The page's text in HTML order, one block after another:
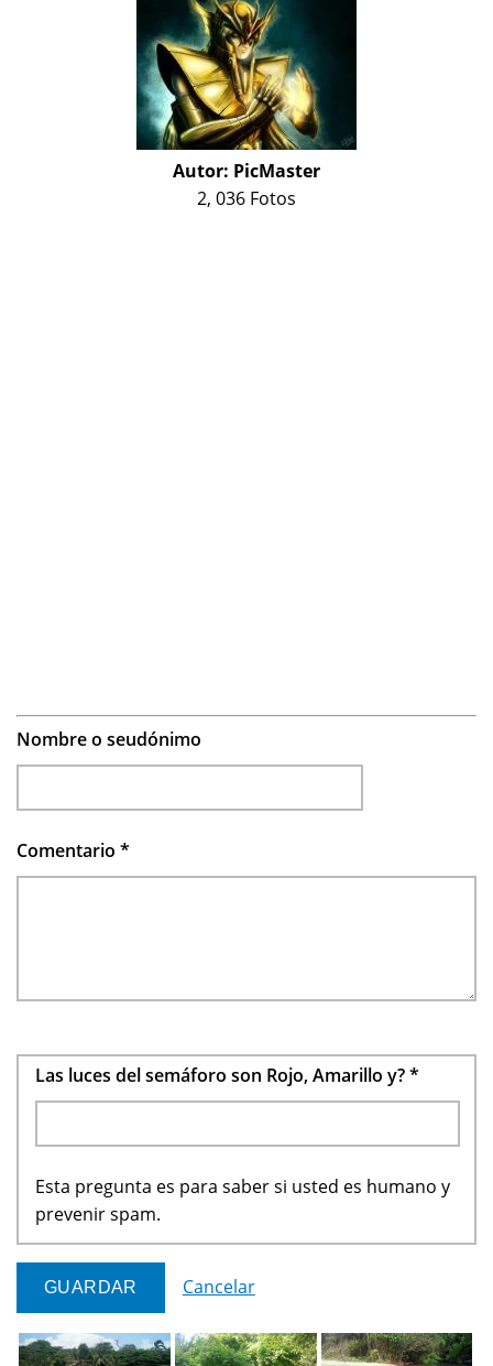
Autor: PicMaster
2, 036 Fotos
Nombre o seudónimo
Comentario *
Las luces del semáforo son Rojo, Amarillo y?*
Esta pregunta es para saber si usted es humano y
prevenir spam.
Cancelar